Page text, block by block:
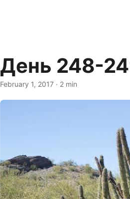
День 248-
February 1, 2017 · 2 min